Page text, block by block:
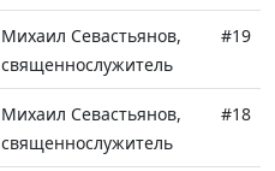
Михаил Севастьянов,
священнослужитель
#19
Михаил Севастьянов,
священнослужитель
#18